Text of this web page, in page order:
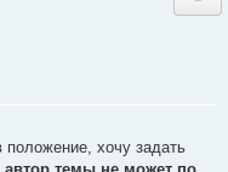
хочу задать